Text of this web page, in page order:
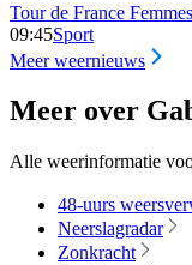
Tour de France
09:45Sport
Meer weernieuws
Meer over
Alle weerinformatie
48-uurs
Neerslagradar
Zonkracht